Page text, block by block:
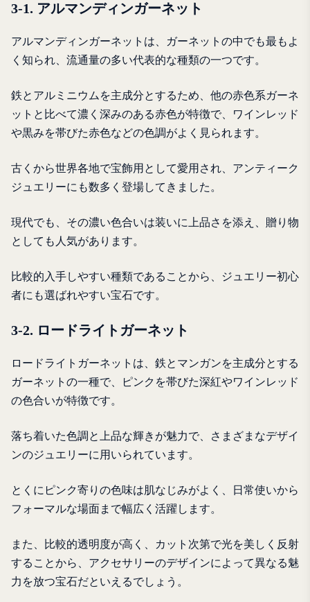
3-1. アルマンディンガーネット
アルマンディンガーネットは、ガーネットの中でも最もよ
く知られ、流通量の多い代表的な種類の一つです。
鉄とアルミニウムを主成分とするため、他の赤色系ガーネ
ットと比べて濃く深みのある赤色が特徴で、ワインレッド
や黒みを帯びた赤色などの色調がよく見られます。
古くから世界各地で宝飾用として愛用され、アンティーク
ジュエリーにも数多く登場してきました。
現代でも、その濃い色合いは装いに上品さを添え、贈り物
としても人気があります。
比較的入手しやすい種類であることから、ジュエリー初心
者にも選ばれやすい宝石です。
3-2. ロードライトガーネット
ロードライトガーネットは、鉄とマンガンを主成分とする
ガーネットの一種で、ピンクを帯びた深紅やワインレッド
の色合いが特徴です。
落ち着いた色調と上品な輝きが魅力で、さまざまなデザイ
ンのジュエリーに用いられています。
とくにピンク寄りの色味は肌なじみがよく、日常使いから
フォーマルな場面まで幅広く活躍します。
また、比較的透明度が高く、カット次第で光を美しく反射
することから、アクセサリーのデザインによって異なる魅
力を放つ宝石だといえるでしょう。